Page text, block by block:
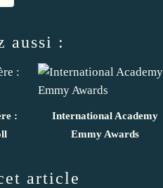
aussi :
:
International Academy
Emmy Awards
article